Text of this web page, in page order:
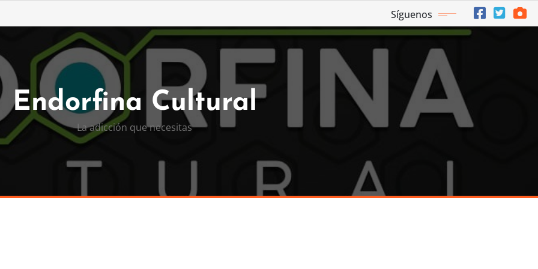
Síguenos
Endorfina Cultural
La adicción que necesitas